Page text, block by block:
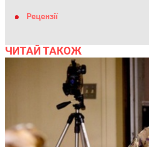
Рецензії
ЧИТАЙ ТАКОЖ